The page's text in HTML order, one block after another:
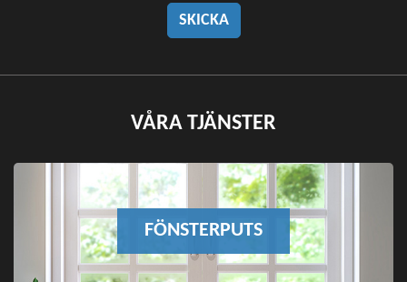
VÅRA TJÄNSTER
FÖNSTERPUTS